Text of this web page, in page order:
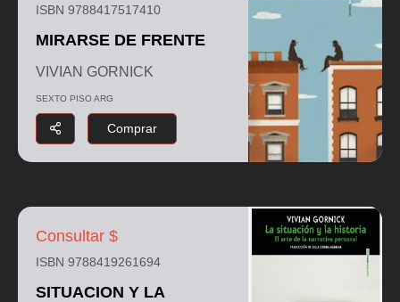
ISBN 9788417517410
MIRARSE DE FRENTE
VIVIAN GORNICK
SEXTO PISO ARG
Comprar
Consultar $
ISBN 9788419261694
SITUACION Y LA